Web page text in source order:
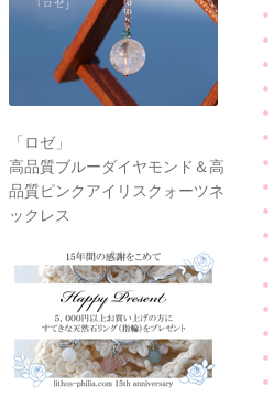
「ロゼ」
高品質ブルーダイヤモンド＆高
品質ピンクアイリスクォーツネ
ックレス